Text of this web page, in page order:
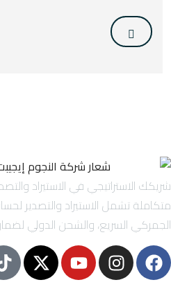
شريكك الاستراتيجي في الاستيراد
الجمركي السريع، والشحن الدولي